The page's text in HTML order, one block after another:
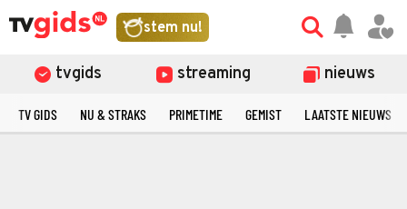
stem nu!
tvgids streaming nieuws
TV GIDS NU & STRAKS PRIMETIME GEMIST LAATSTE NIEUWS